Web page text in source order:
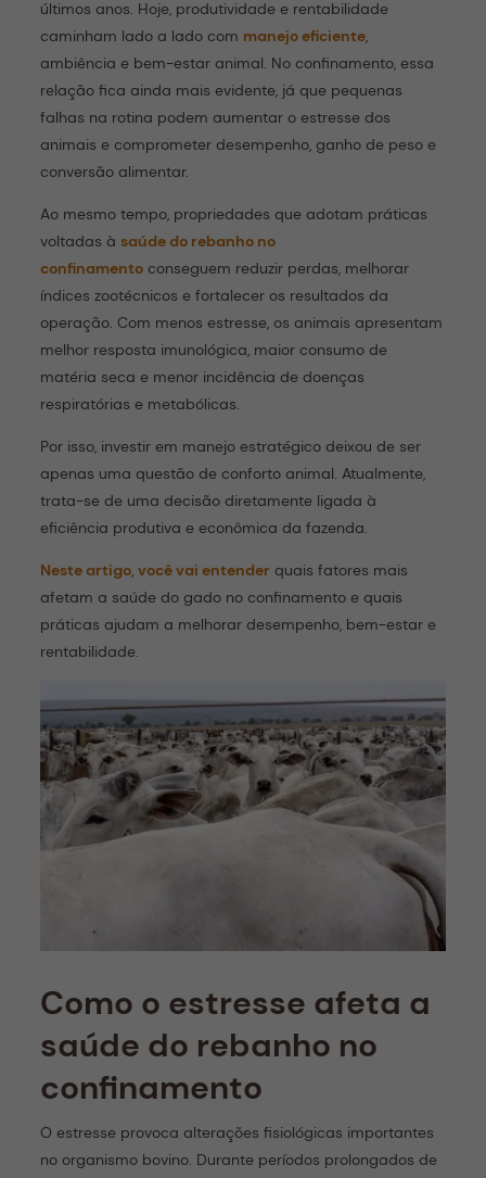
últimos anos. Hoje, produtividade e rentabilidade
caminham lado a lado com manejo eficiente,
ambiência e bem-estar animal. No confinamento, essa
relação fica ainda mais evidente, já que pequenas
falhas na rotina podem aumentar o estresse dos
animais e comprometer desempenho, ganho de peso e
conversão alimentar.
Ao mesmo tempo, propriedades que adotam práticas
voltadas à saúde do rebanho no
confinamento conseguem reduzir perdas, melhorar
índices zootécnicos e fortalecer os resultados da
operação. Com menos estresse, os animais apresentam
melhor resposta imunológica, maior consumo de
matéria seca e menor incidência de doenças
respiratórias e metabólicas.
Por isso, investir em manejo estratégico deixou de ser
apenas uma questão de conforto animal. Atualmente,
trata-se de uma decisão diretamente ligada à
eficiência produtiva e econômica da fazenda.
Neste artigo, você vai entender quais fatores mais
afetam a saúde do gado no confinamento e quais
práticas ajudam a melhorar desempenho, bem-estar e
rentabilidade.
Como o estresse afeta a
saúde do rebanho no
confinamento
O estresse provoca alterações fisiológicas importantes
no organismo bovino. Durante períodos prolongados de